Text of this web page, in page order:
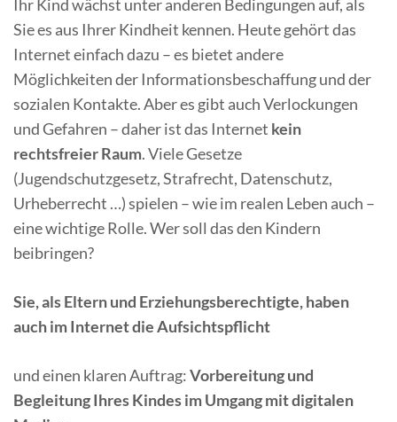
Ihr Kind wächst unter anderen Bedingungen auf, als
Sie es aus Ihrer Kindheit kennen. Heute gehört das
Internet einfach dazu – es bietet andere
Möglichkeiten der Informationsbeschaffung und der
sozialen Kontakte. Aber es gibt auch Verlockungen
und Gefahren – daher ist das Internet kein
rechtsfreier Raum. Viele Gesetze
(Jugendschutzgesetz, Strafrecht, Datenschutz,
Urheberrecht …) spielen – wie im realen Leben auch –
eine wichtige Rolle. Wer soll das den Kindern
beibringen?
Sie, als Eltern und Erziehungsberechtigte, haben
auch im Internet die Aufsichtspflicht
und einen klaren Auftrag:Vorbereitung und
Begleitung Ihres Kindes im Umgang mit digitalen